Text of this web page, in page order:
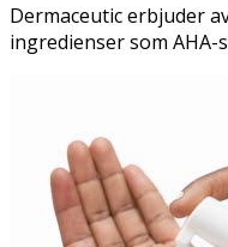
Dermaceutic erbjuder
ingredienser som